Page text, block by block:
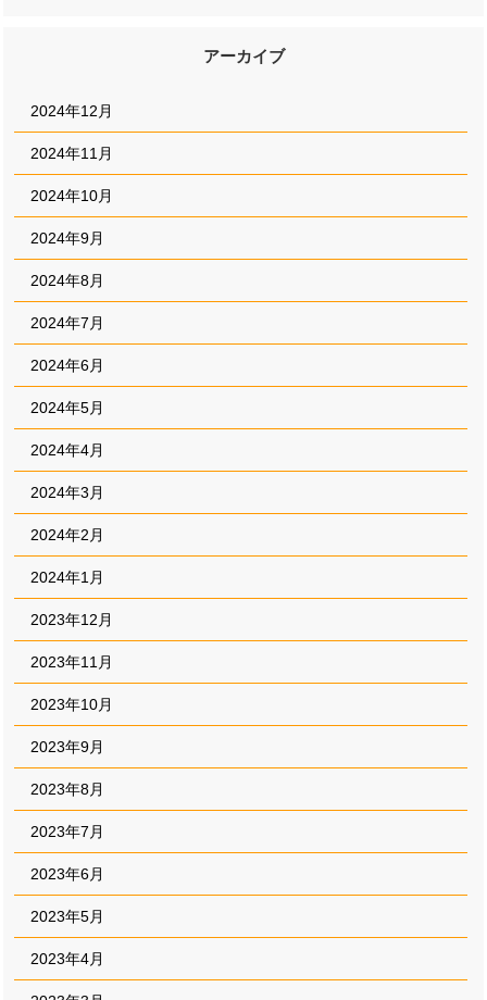
アーカイブ
2024年12月
2024年11月
2024年10月
2024年9月
2024年8月
2024年7月
2024年6月
2024年5月
2024年4月
2024年3月
2024年2月
2024年1月
2023年12月
2023年11月
2023年10月
2023年9月
2023年8月
2023年7月
2023年6月
2023年5月
2023年4月